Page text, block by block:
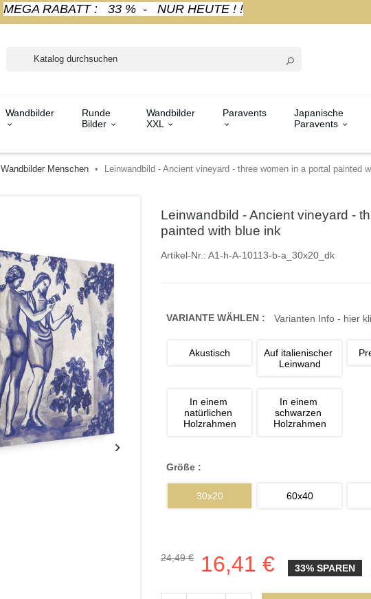
MEGA RABATT : 33 % - NUR HEUTE ! !
Wandbilder
Runde
Bilder
Wandbilder
XXL
Paravents
Japanische
Paravents
Wandbilder Menschen Leinwandbild - Ancient vineyard - three women in a portal painted
Leinwandbild - Ancient vineyard -
painted with blue ink
Artikel-Nr.: A1-h-A-10113-b-a_30x20_dk
VARIANTE WÄHLEN : Varianten Info - hier
Akustisch
Auf italienischer
Leinwand
In einem
natürlichen
Holzrahmen
In einem
schwarzen
Holzrahmen
Größe :
30x20 60x40
24,49 € 16,41 € 33% SPAREN